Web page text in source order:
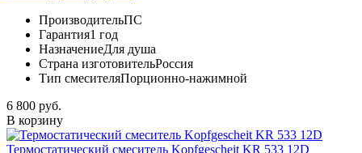
ПроизводительПС
Гарантия1 год
НазначениеДля душа
Страна изготовительРоссия
Тип смесителяПорционно-нажимной
6 800 руб.
В корзину
Термостатический смеситель Kopfgescheit KR 533 12D